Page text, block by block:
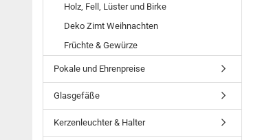
Holz, Fell, Lüster und Birke
Deko Zimt Weihnachten
Früchte & Gewürze
Pokale und Ehrenpreise
Glasgefäße
Kerzenleuchter & Halter